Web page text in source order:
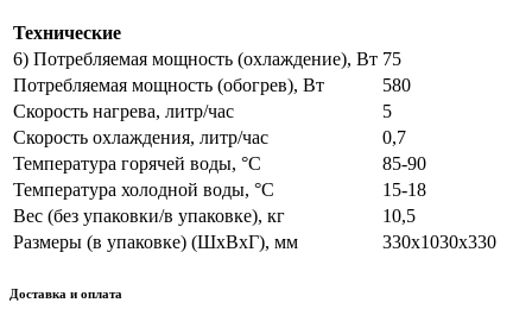
Технические
6) Потребляемая мощность (охлаждение), Вт 75
Потребляемая мощность (обогрев), Вт
580
Скорость нагрева, литр/час
5
Скорость охлаждения, литр/час
0,7
Температура горячей воды, °С
85-90
Температура холодной воды, °С
15-18
Вес (без упаковки/в упаковке), кг
10,5
Размеры (в упаковке) (ШхВхГ), мм
330x1030x330
Доставка и оплата